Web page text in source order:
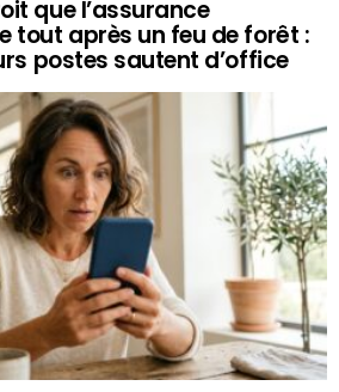
que l’assurance
tout après un feu de forêt :
postes sautent d’office